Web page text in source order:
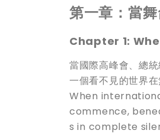
第一章：當
Chapter 1:
當國際高峰會、總
一個看不見的世界在
When
commence,
s in complete